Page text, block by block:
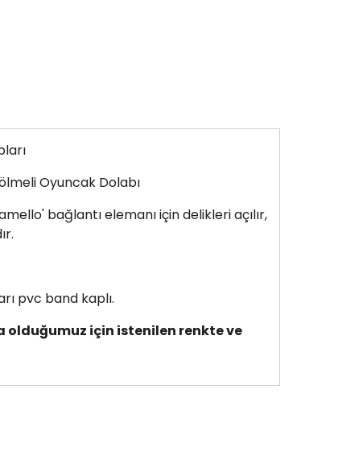
Oyuncak Dolabı
bağlantı elemanı için delikleri açılır,
pvc band kaplı.
olduğumuz için istenilen renkte ve